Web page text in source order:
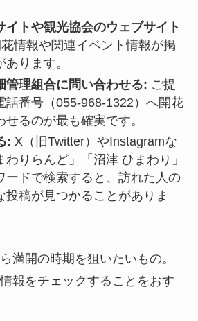
イトや観光協会のウェブサイト
花情報や関連イベント情報が掲
ります。
管理組合に問い合わせる: ご提
話番号（055-968-1322）へ開花
るのが最も確実です。
: X（旧Twitter）やInstagramな
わりらんど」「沼津 ひまわり」
ードで検索すると、訪れた人の
投稿が見つかることがありま
満開の時期を狙いたいもの。
報をチェックすることをおす